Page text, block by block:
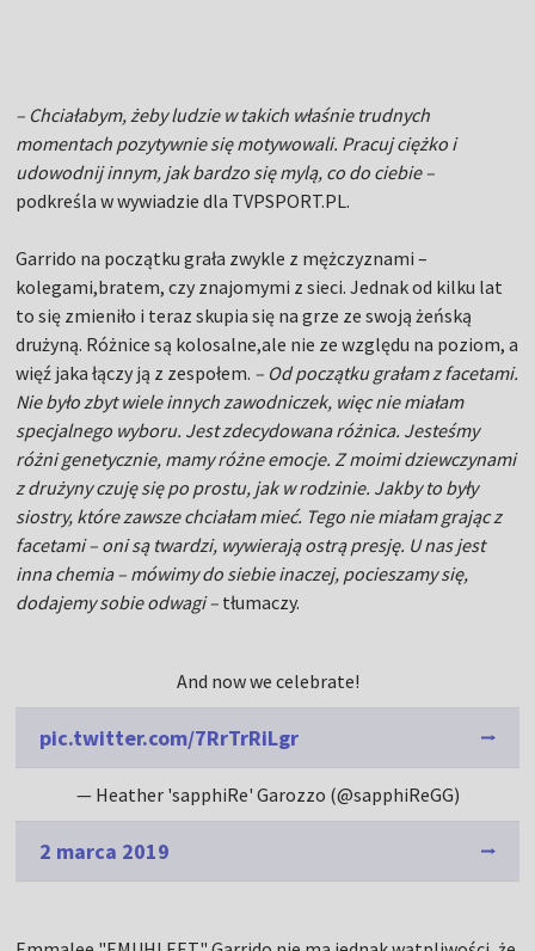
– Chciałabym, żeby ludzie w takich właśnie trudnych
momentach pozytywnie się motywowali. Pracuj ciężko i
udowodnij innym, jak bardzo się mylą, co do ciebie –
podkreśla w wywiadzie dla TVPSPORT.PL.
Garrido na początku grała zwykle z mężczyznami –
kolegami,bratem, czy znajomymi z sieci. Jednak od kilku lat
to się zmieniło i teraz skupia się na grze ze swoją żeńską
drużyną. Różnice są kolosalne,ale nie ze względu na poziom, a
więź jaka łączy ją z zespołem. – Od początku grałam z facetami.
Nie było zbyt wiele innych zawodniczek, więc nie miałam
specjalnego wyboru. Jest zdecydowana różnica. Jesteśmy
różni genetycznie, mamy różne emocje. Z moimi dziewczynami
z drużyny czuję się po prostu, jak w rodzinie. Jakby to były
siostry, które zawsze chciałam mieć. Tego nie miałam grając z
facetami – oni są twardzi, wywierają ostrą presję. U nas jest
inna chemia – mówimy do siebie inaczej, pocieszamy się,
dodajemy sobie odwagi – tłumaczy.
And now we celebrate!
pic.twitter.com/7RrTrRiLgr
— Heather 'sapphiRe' Garozzo (@sapphiReGG)
2 marca 2019